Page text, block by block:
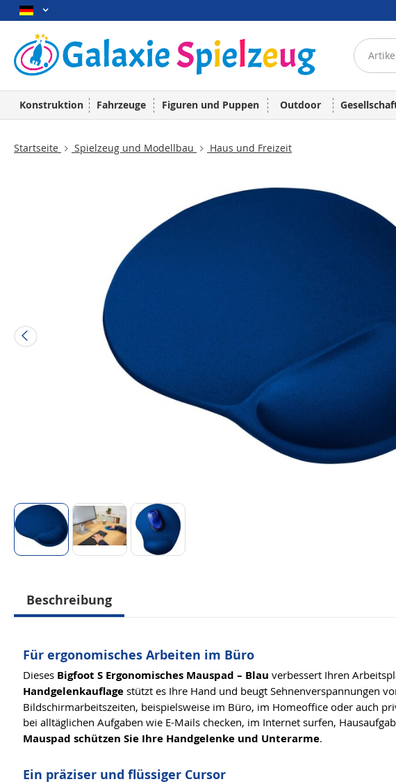
Konstruktion Fahrzeuge Figuren und Puppen Outdoor
Startseite Spielzeug und Modellbau Haus und Freizeit
Beschreibung
Für ergonomisches Arbeiten im Büro
Dieses Bigfoot S Ergonomisches Mauspad – Blau verbessert Ihren
Handgelenkauflage stützt es Ihre Hand und beugt Sehnenverspannungen
Bildschirmarbeitszeiten, beispielsweise im Büro, im Homeoffice oder auch
bei alltäglichen Aufgaben wie E-Mails checken, im Internet surfen,
Mauspad schützen Sie Ihre Handgelenke und Unterarme.
Ein präziser und flüssiger Cursor